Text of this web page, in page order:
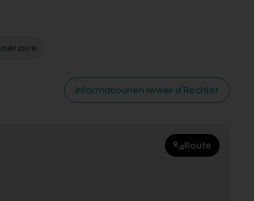
Informatiounen iwwer d'Rechter
Route